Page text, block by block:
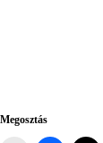
Megosztás